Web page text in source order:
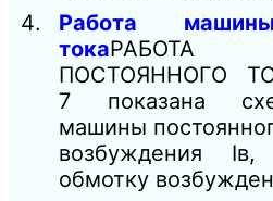
Работа
тока
ПОСТОЯННОГО
7 показана
машины
возбуждения
обмотку